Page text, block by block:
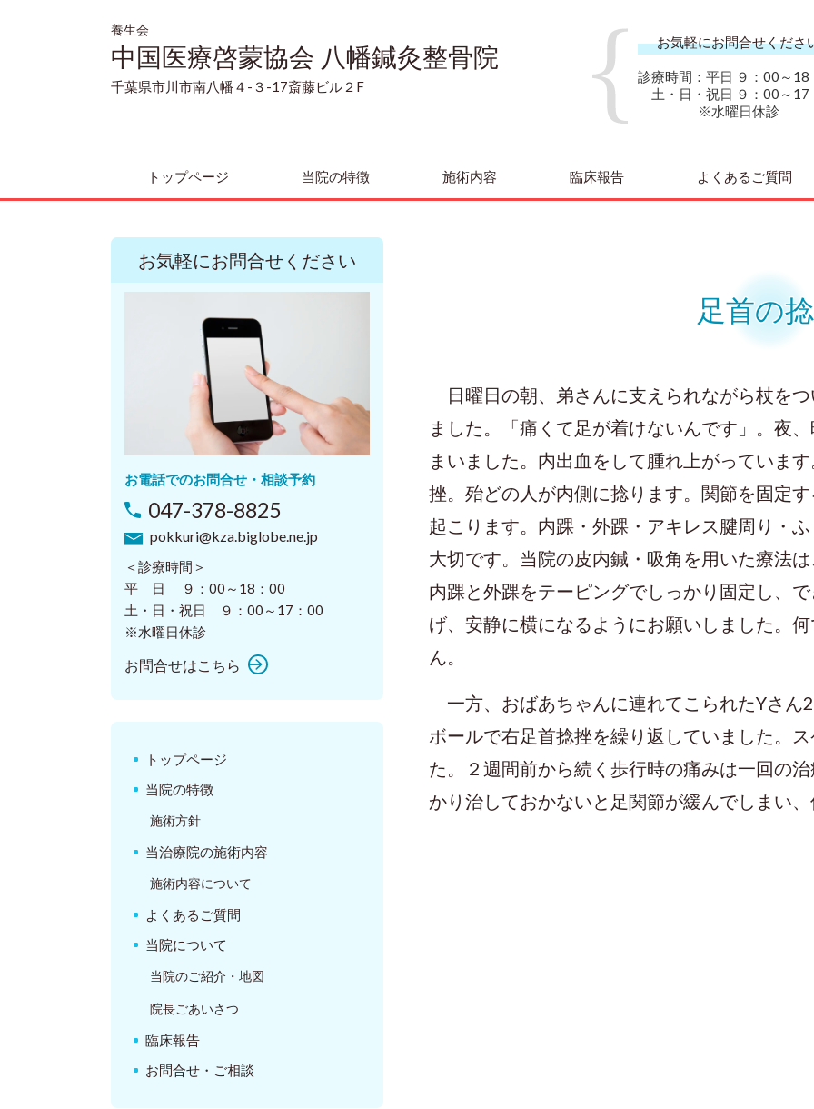
養生会
中国医療啓蒙協会 八幡鍼灸整骨院
千葉県市川市南八幡４-３-17斎藤ビル２F
お気軽にお問合せくださ
診療時間：平日 ９：00～18
土・日・祝日 ９：00～17
※水曜日休診
トップページ 当院の特徴 施術内容 臨床報告 よくあるご質問
足首の
日曜日の朝、弟さんに支えられながら杖を
ました。「痛くて足が着けないんです」。夜
まいました。内出血をして腫れ上がっていま
挫。殆どの人が内側に捻ります。関節を固定
起こります。内踝・外踝・アキレス腱周り・
大切です。当院の皮内鍼・吸角を用いた療法
内踝と外踝をテーピングでしっかり固定し、
げ、安静に横になるようにお願いしました。
ん。
一方、おばあちゃんに連れてこられたYさん
ボールで右足首捻挫を繰り返していました。
た。２週間前から続く歩行時の痛みは一回の
かり治しておかないと足関節が緩んでしまい
お気軽にお問合せください
お電話でのお問合せ・相談予約
047-378-8825
pokkuri@kza.biglobe.ne.jp
＜診療時間＞
平 日 ９：00～18：00
土・日・祝日 ９：00～17：00
※水曜日休診
お問合せはこちら
トップページ
当院の特徴
施術方針
当治療院の施術内容
施術内容について
よくあるご質問
当院について
当院のご紹介・地図
院長ごあいさつ
臨床報告
お問合せ・ご相談